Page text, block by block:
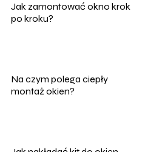
Jak zamontować okno krok
po kroku?
Na czym polega ciepły
montaż okien?